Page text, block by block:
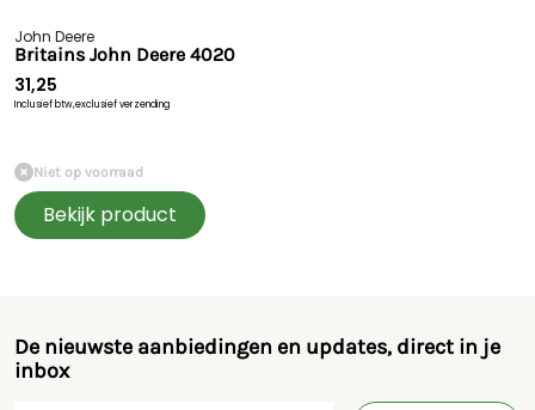
John Deere
Britains John Deere 4020
31,25
Inclusief btw,exclusief verzending
Niet op voorraad
Bekijk product
De nieuwste aanbiedingen en updates, direct in je
inbox